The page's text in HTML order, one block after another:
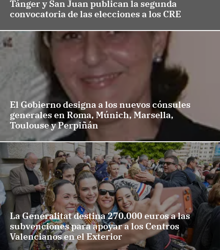
Tánger y San Juan publican la segunda
convocatoria de las elecciones a los CRE
El Gobierno designa a los nuevos cónsules
generales en Roma, Múnich, Marsella,
Toulouse y Perpiñán
La Generalitat destina 270.000 euros a las
subvenciones para apoyar a los Centros
Valencianos en el Exterior